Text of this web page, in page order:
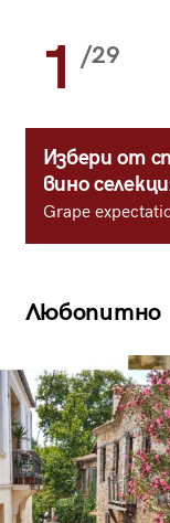
1 /29
Избери от
вино
Grape
Любопитно